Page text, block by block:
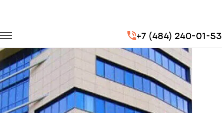
+7 (484) 240-01-53
Перевозка сотрудников
Перевозка сотрудников для СКБ Контур